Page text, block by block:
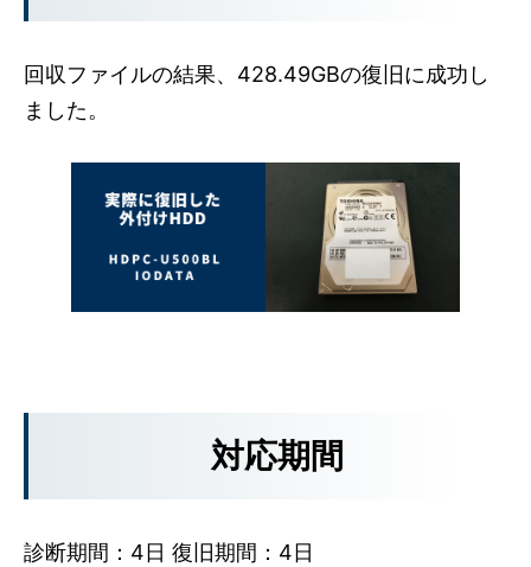
回収ファイルの結果、428.49GBの復旧に成功し
ました。
対応期間
診断期間：4日 復旧期間：4日